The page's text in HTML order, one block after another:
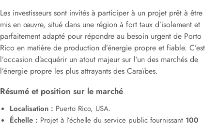
Les investisseurs sont invités à participer à un projet prêt à être
mis en œuvre, situé dans une région à fort taux d’isolement et
parfaitement adapté pour répondre au besoin urgent de Porto
Rico en matière de production d’énergie propre et fiable. C’est
l’occasion d’acquérir un atout majeur sur l’un des marchés de
l’énergie propre les plus attrayants des Caraïbes.
Résumé et position sur le marché
Localisation : Puerto Rico, USA.
Échelle : Projet à l’échelle du service public fournissant 100